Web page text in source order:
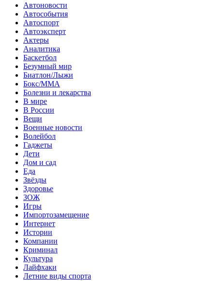
Автоновости
Автособытия
Автоспорт
Автоэксперт
Актеры
Аналитика
Баскетбол
Безумный мир
Биатлон/Лыжи
Бокс/MMA
Болезни и лекарства
В мире
В России
Вещи
Военные новости
Волейбол
Гаджеты
Дети
Дом и сад
Еда
Звёзды
Здоровье
ЗОЖ
Игры
Импортозамещение
Интернет
Истории
Компании
Криминал
Культура
Лайфхаки
Летние виды спорта